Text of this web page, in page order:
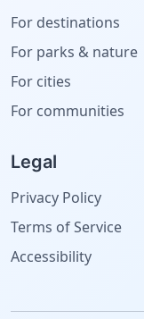
For destinations
For parks & nature
For cities
For communities
Legal
Privacy Policy
Terms of Service
Accessibility